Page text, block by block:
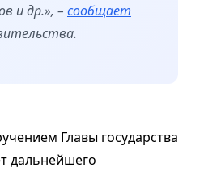
и др.», – сообщает
Главы государства
дальнейшего